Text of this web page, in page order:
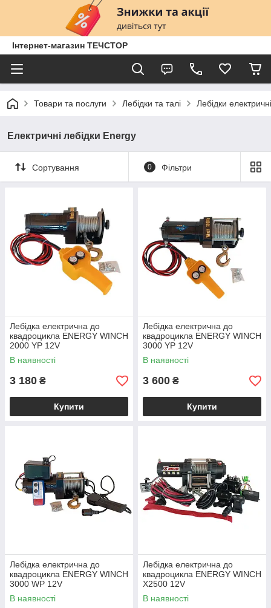
Інтернет-магазин ТЕЧСТОР
Товари та послуги Лебідки та талі Лебідки
Електричні лебідки Energy
Сортування 0 Фільтри
Лебідка електрична до
квадроцикла ENERGY WINCH
2000 YP 12V
В наявності
3 180 ₴
Купити
Лебідка електрична до
квадроцикла ENERGY WINCH
3000 YP 12V
В наявності
3 600 ₴
Купити
Лебідка електрична до
квадроцикла ENERGY WINCH
3000 WP 12V
В наявності
Лебідка електрична до
квадроцикла ENERGY WINCH
Х2500 12V
В наявності